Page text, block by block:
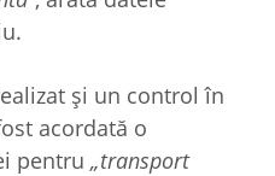
și un control în
acordată o
pentru „transport